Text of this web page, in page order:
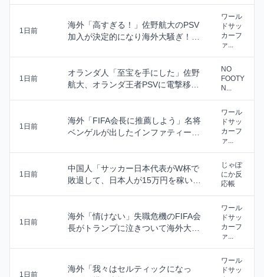
1日前
海外「高すぎる！」佐野航大のPSV
加入が決定的になり海外大騒ぎ！
ワール
ドサッ
カーフ
ァ...
1日前
オランダ人「至宝を手にした」佐野
航大、オランダ王者PSVに電撃移
NO
FOOTY
N...
1日前
海外「FIFA会長に推薦しよう」名将
ベンゲルが出したインファティーノ
ワール
ドサッ
カーフ
ァ...
1日前
中国人「サッカー日本代表がW杯で
敗退して、日本人が15万円を稼いだ
じゃぽ
にか反
応帳
1日前
海外「情けない」失職危機のFIFA会
長がトランプに泣きついて海外大騒
ワール
ドサッ
カーフ
ァ...
1日前
海外「我々はセルティックになっ
ワール
ドサッ